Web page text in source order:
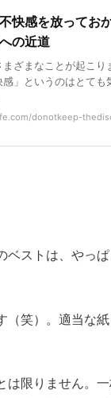
快感を放ってお
の近道
ざまなことが起こり
」というのはとても
donotkeep-
ベストは、やっ
（笑）。適当な
は限りません。